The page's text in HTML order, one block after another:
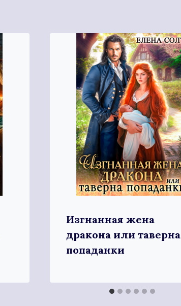
Изгнанная жена
дракона или таверна
попаданки